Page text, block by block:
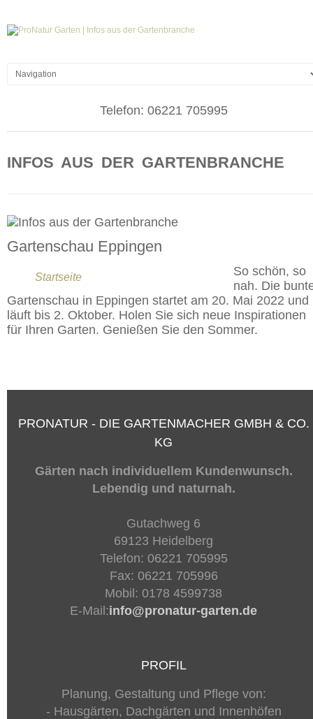
Telefon: 06221 705995
INFOS AUS DER GARTENBRANCHE
Gartenschau Eppingen
Startseite
So schön, so
nah. Die
Gartenschau in Eppingen startet am 20. Mai 2022 und
läuft bis 2. Oktober. Holen Sie sich neue Inspirationen
für Ihren Garten. Genießen Sie den Sommer.
PRONATUR - DIE GARTENMACHER GMBH & CO.
KG
Gärten nach individuellem Kundenwunsch.
Lebendig und naturnah.
Gutachweg 6
69123 Heidelberg
Telefon: 06221 705995
Fax: 06221 705996
Mobil: 0178 4599738
E-Mail:info@pronatur-garten.de
PROFIL
Planung, Gestaltung und Pflege von:
- Hausgärten, Dachgärten und Innenhöfen